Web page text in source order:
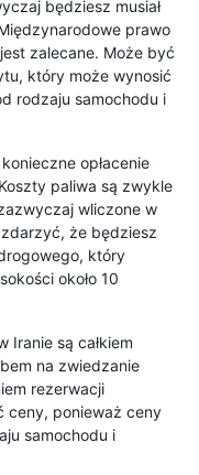
będziesz musiał
prawo
zalecane. Może być
który może wynosić
rodzaju samochodu i
opłacenie
paliwa są zwykle
wliczone w
że będziesz
który
około 10
Iranie są całkiem
na zwiedzanie
rezerwacji
ceny, ponieważ ceny
samochodu i